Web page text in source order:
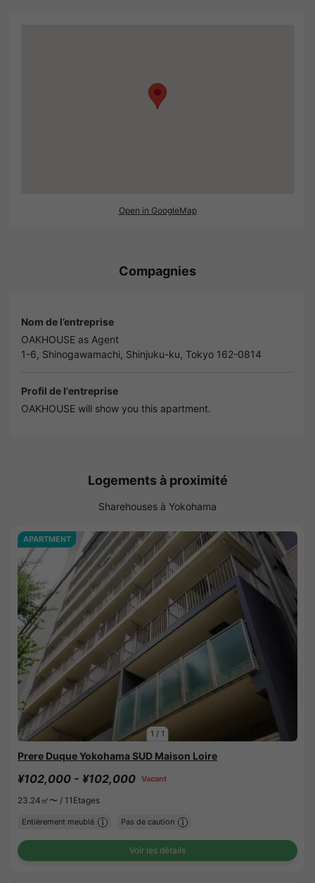
Open in GoogleMap
Compagnies
Nom de l’entreprise
OAKHOUSE as Agent
1-6, Shinogawamachi, Shinjuku-ku, Tokyo 162-0814
Profil de l'entreprise
OAKHOUSE will show you this apartment.
Logements à proximité
Sharehouses à Yokohama
1 / 1
APARTMENT
Prere Duque Yokohama SUD Maison Loire
¥102,000 - ¥102,000 Vacant
23.24㎡〜 / 11Etages
Entièrement meublé Pas de caution
Voir les détails